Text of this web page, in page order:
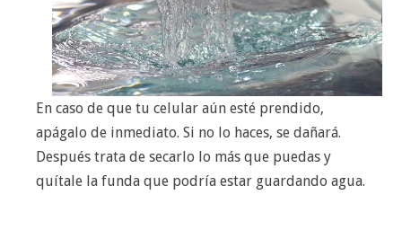
En caso de que tu celular aún esté prendido,
apágalo de inmediato. Si no lo haces, se dañará.
Después trata de secarlo lo más que puedas y
quítale la funda que podría estar guardando agua.